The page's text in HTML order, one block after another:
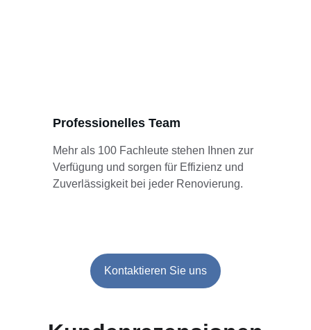
Mehr als 100 Fachleute stehen Ihnen zur
Verfügung und sorgen für Effizienz und
Zuverlässigkeit bei jeder Renovierung.
Professionelles Team
Kontaktieren Sie uns